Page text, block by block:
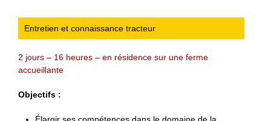
Entretien et connaissance tracteur
2 jours – 16 heures – en résidence sur une ferme
accueillante
Objectifs :